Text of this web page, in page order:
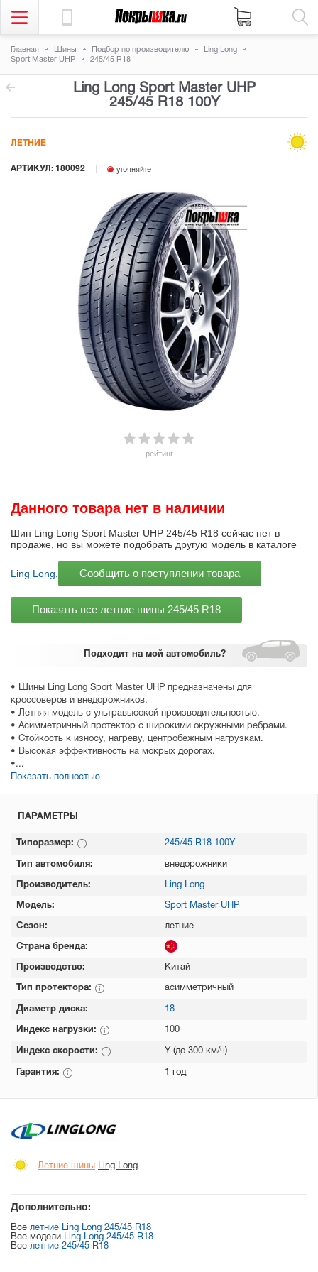
Главная Шины Подбор по производителю
Ling Long
Sport Master UHP
245/45 R18
Ling Long Sport Master UHP
245/45 R18 100Y
рейтинг
АРТИКУЛ: 180092 уточняйте
ЛЕТНИЕ
Подходит на мой автомобиль?
• Шины Ling Long Sport Master UHP предназначены для
кроссоверов и внедорожников.
• Летняя модель с ультравысокой производительностью.
• Асимметричный протектор с широкими окружными ребрами.
• Стойкость к износу, нагреву, центробежным нагрузкам.
• Высокая эффективность на мокрых дорогах.
•...
Показать полностью
Данного товара нет в наличии
Шин Ling Long Sport Master UHP 245/45 R18 сейчас нет в
продаже, но вы можете подобрать другую модель в каталоге
Ling Long Сообщить о поступлении товара
Показать все летние шины 245/45 R18
ПАРАМЕТРЫ
Типоразмер: 245/45 R18 100Y
Тип автомобиля: внедорожники
Производитель: Ling Long
Модель: Sport Master UHP
Сезон: летние
Страна бренда:
Производство: Китай
Тип протектора: асимметричный
Диаметр диска: 18
Индекс нагрузки: 100
Индекс скорости: Y (до 300 км/ч)
Гарантия: 1 год
Летние шины Ling Long
Дополнительно:
Все летние Ling Long 245/45 R18
Все модели Ling Long 245/45 R18
Все летние 245/45 R18